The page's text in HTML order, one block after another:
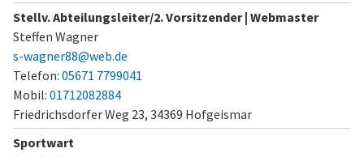
Stellv. Abteilungsleiter/2. Vorsitzender | Webmaster
Steffen Wagner
s-wagner88@web.de
Telefon: 05671 7799041
Mobil: 01712082884
Friedrichsdorfer Weg 23, 34369 Hofgeismar
Sportwart